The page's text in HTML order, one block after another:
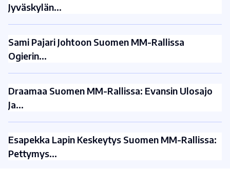
Jyväskylän…
Sami Pajari Johtoon Suomen MM-Rallissa
Ogierin…
Draamaa Suomen MM-Rallissa: Evansin Ulosajo
Ja…
Esapekka Lapin Keskeytys Suomen MM-Rallissa:
Pettymys…